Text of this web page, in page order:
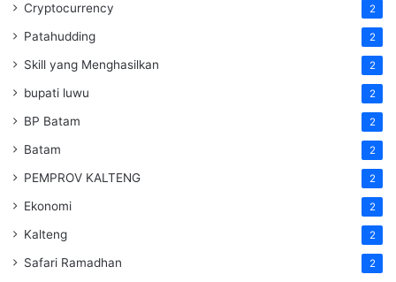
Cryptocurrency 2
Patahudding 2
Skill yang Menghasilkan 2
bupati luwu 2
BP Batam 2
Batam 2
PEMPROV KALTENG 2
Ekonomi 2
Kalteng 2
Safari Ramadhan 2